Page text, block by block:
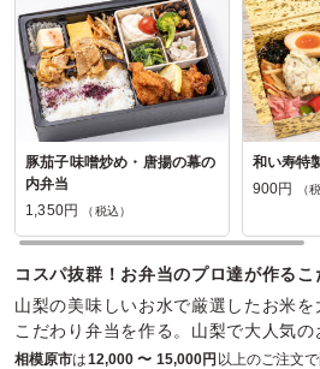
豚茄子味噌炒め・唐揚の幕の
内弁当
1,350円
（税込）
和い寿特
900円
（
コスパ抜群！お弁当のプロ達が作るこ
山梨の美味しいお水で厳選したお米
こだわり弁当を作る。山梨で大人気
な農家から食材を調達し、多種多様な
相模原市は12,000 〜 15,000円 以上のご注文